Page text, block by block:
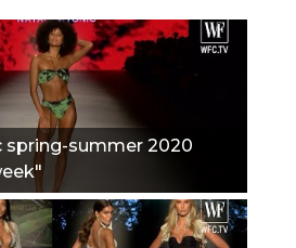
spring-summer 2020